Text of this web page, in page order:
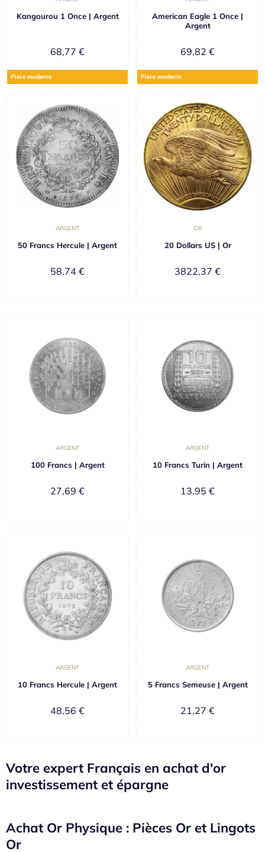
Kangourou 1 Once | Argent
68,77 €
Pièce moderne
American Eagle 1 Once |
Argent
69,82 €
Pièce moderne
ARGENT
50 Francs Hercule | Argent
58,74 €
OR
20 Dollars US | Or
3822,37 €
ARGENT
100 Francs | Argent
27,69 €
ARGENT
10 Francs Turin | Argent
13,95 €
ARGENT
10 Francs Hercule | Argent
48,56 €
ARGENT
5 Francs Semeuse | Argent
21,27 €
Votre expert Français en achat d'or
investissement et épargne
Achat Or Physique : Pièces Or et Lingots
Or